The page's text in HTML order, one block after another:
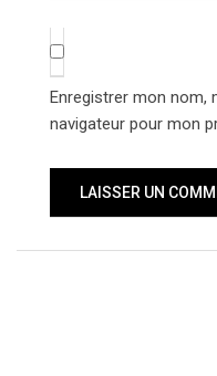
Enregistrer mon nom,
navigateur pour mon